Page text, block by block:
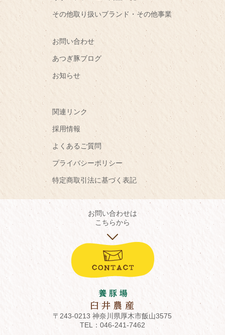
その他取り扱いブランド・その他事業
お問い合わせ
あつぎ豚ブログ
お知らせ
関連リンク
採用情報
よくあるご質問
プライバシーポリシー
特定商取引法に基づく表記
お問い合わせは
こちらから
〒243-0213 神奈川県厚木市飯山3575
TEL： 046-241-7462